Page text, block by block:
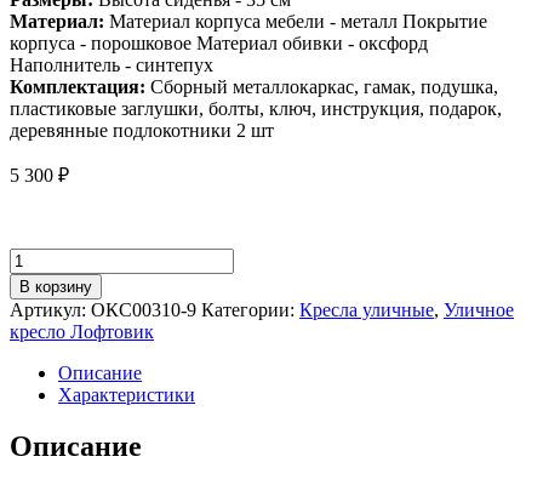
Материал: Материал корпуса мебели - металл Покрытие
корпуса - порошковое Материал обивки - оксфорд
Наполнитель - синтепух
Комплектация: Сборный металлокаркас, гамак, подушка,
пластиковые заглушки, болты, ключ, инструкция, подарок,
деревянные подлокотники 2 шт
5 300 ₽
Количество
товара
Уличное
кресло
Лофтовик
оксфорд
розовый
В корзину
Артикул: ОКС00310-9 Категории: Кресла уличные, Уличное
кресло Лофтовик
Описание
Характеристики
Описание